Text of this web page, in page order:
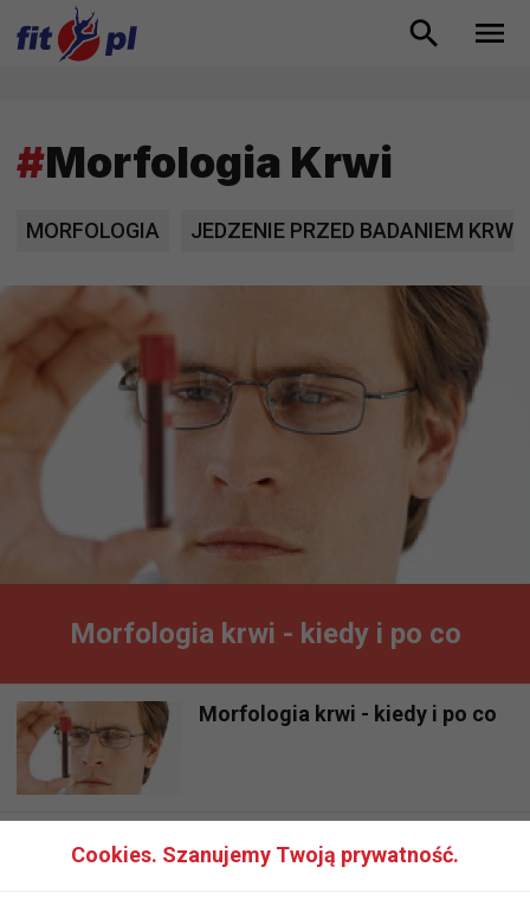
#Morfologia Krwi
MORFOLOGIA JEDZENIE PRZED BADANIEM KRWI
Morfologia krwi - kiedy i po co
Morfologia krwi - kiedy i po co
Morfologia krwi - kiedy i po co
Cookies. Szanujemy Twoją prywatność.